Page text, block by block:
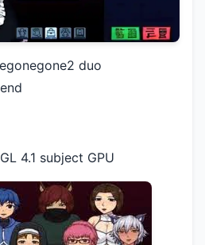
duo
4.1 subject GPU